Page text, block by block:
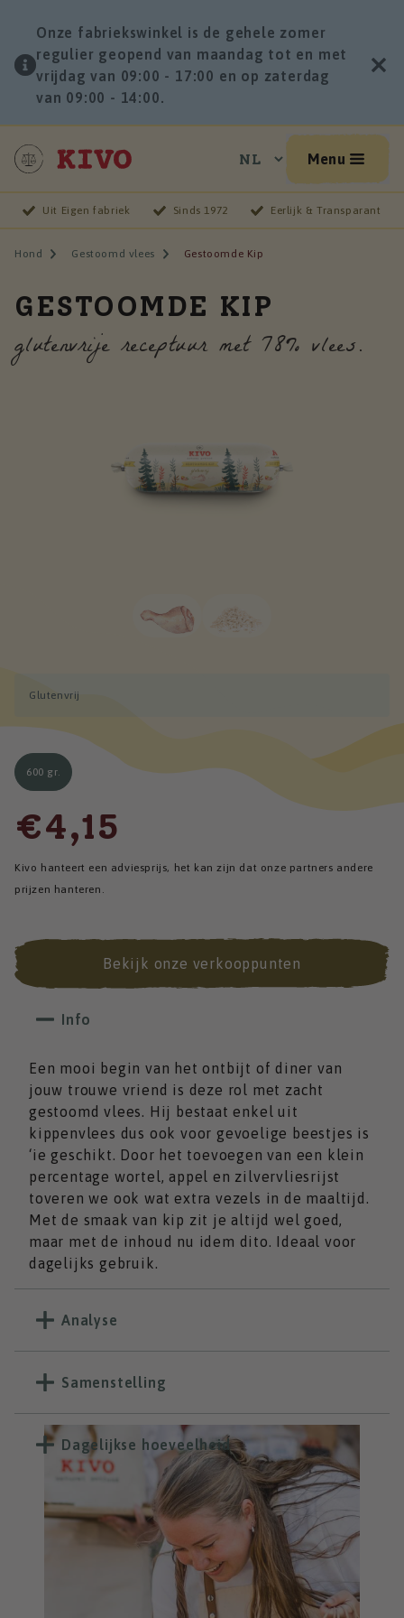
Onze fabriekswinkel is de gehele zomer
regulier geopend van maandag tot en met
vrijdag van 09:00 - 17:00 en op zaterdag
van 09:00 - 14:00.
Menu
Uit Eigen fabriek Sinds 1972 Eerlijk & Transparant
Hond Gestoomd vlees Gestoomde Kip
GESTOOMDE KIP
glutenvrije receptuur met 78% vlees.
Glutenvrij
600 gr.
€4,15
Kivo hanteert een adviesprijs, het kan zijn dat onze partners andere
prijzen hanteren.
Bekijk onze verkooppunten
Info
Een mooi begin van het ontbijt of diner van
jouw trouwe vriend is deze rol met zacht
gestoomd vlees. Hij bestaat enkel uit
kippenvlees dus ook voor gevoelige beestjes is
‘ie geschikt. Door het toevoegen van een klein
percentage wortel, appel en zilvervliesrijst
toveren we ook wat extra vezels in de maaltijd.
Met de smaak van kip zit je altijd wel goed,
maar met de inhoud nu idem dito. Ideaal voor
dagelijks gebruik.
Analyse
Samenstelling
Dagelijkse hoeveelheid